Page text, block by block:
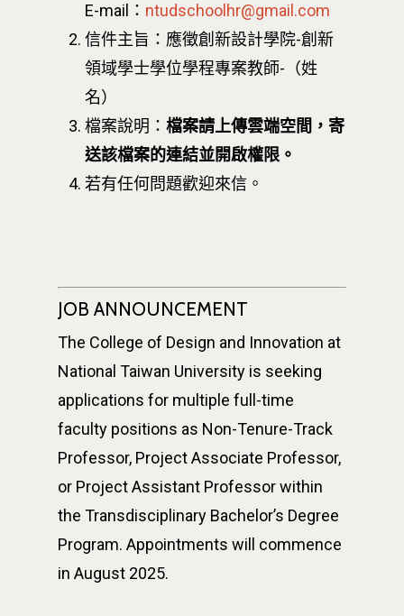
E-mail： ntudschoolhr@gmail.com
信件主旨：應徵創新設計學院-創新
領域學士學位學程專案教師-（姓
名）
檔案說明： 檔案請上傳雲端空間，寄
送該檔案的連結並開啟權限。
若有任何問題歡迎來信。
JOB ANNOUNCEMENT
The College of Design and Innovation at
National Taiwan University is seeking
applications for multiple full-time
faculty positions as Non-Tenure-Track
Professor, Project Associate Professor,
or Project Assistant Professor within
the Transdisciplinary Bachelor’s Degree
Program. Appointments will commence
in August 2025.